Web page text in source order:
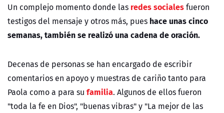
Un complejo momento donde las redes socialesfueron
testigos del mensaje y otros más, pues hace unas cinco
semanas, también se realizó una cadena de oración.
Decenas de personas se han encargado de escribir
comentarios en apoyo y muestras de cariño tanto para
Paola como a para su familia. Algunos de ellos fueron
"toda la fe en Dios", "buenas vibras" y "La mejor de las